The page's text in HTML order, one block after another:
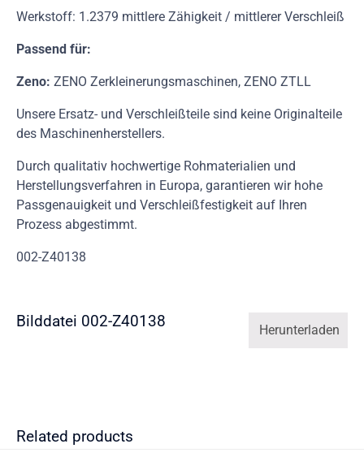
Werkstoff: 1.2379 mittlere Zähigkeit / mittlerer Verschleiß
Passend für:
Zeno: ZENO Zerkleinerungsmaschinen, ZENO ZTLL
Unsere Ersatz- und Verschleißteile sind keine Originalteile
des Maschinenherstellers.
Durch qualitativ hochwertige Rohmaterialien und
Herstellungsverfahren in Europa, garantieren wir hohe
Passgenauigkeit und Verschleißfestigkeit auf Ihren
Prozess abgestimmt.
002-Z40138
Bilddatei 002-Z40138 Herunterladen
Related products